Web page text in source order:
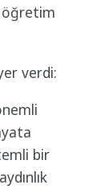
öğretim
verdi:
bir